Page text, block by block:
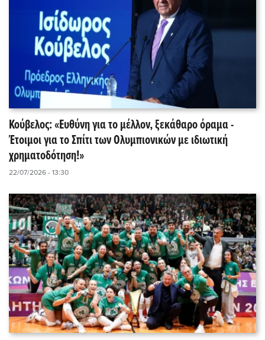
Κούβελος: «Ευθύνη για το μέλλον, ξεκάθαρο όραμα -
Έτοιμοι για το Σπίτι των Ολυμπιονικών με ιδιωτική
χρηματοδότηση!»
22/07/2026 - 13:30